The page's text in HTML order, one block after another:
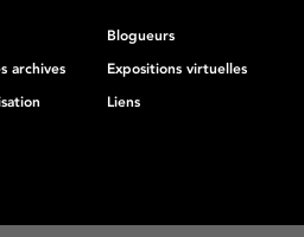
Blogueurs
archives
Expositions virtuelles
Liens